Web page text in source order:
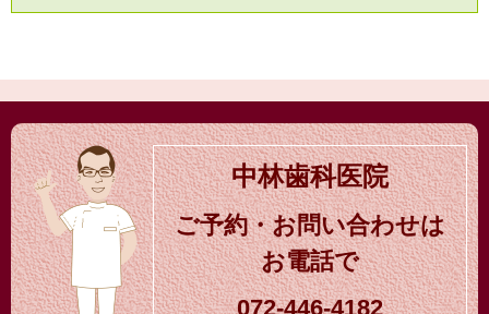
中林歯科医院
ご予約・お問い合わせは
お電話で
072-446-4182